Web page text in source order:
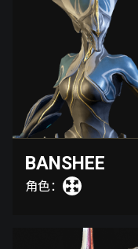
BANSHEE
角色：